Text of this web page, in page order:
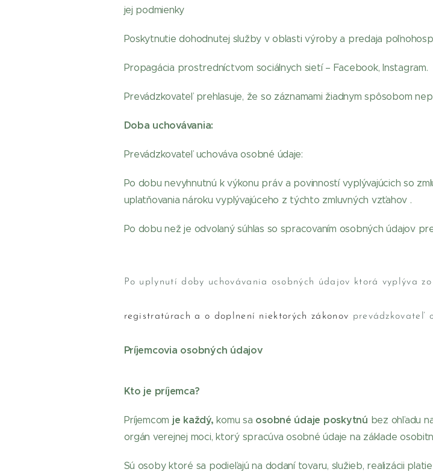
jej podmienky
Poskytnutie dohodnutej služby v oblasti výroby a predaja
Propagácia prostredníctvom sociálnych sietí – Facebook, Instagram.
Prevádzkovateľ prehlasuje, že so záznamami žiadnym spôsobom
Doba uchovávania:
Prevádzkovateľ uchováva osobné údaje:
Po dobu nevyhnutnú k výkonu práv a povinností vyplývajúcich so
uplatňovania nároku vyplývajúceho z týchto zmluvných vzťahov .
Po dobu než je odvolaný súhlas so spracovaním osobných údajov
Po uplynutí doby uchovávania osobných údajov ktorá vyplýva zo
registratúrach a o doplnení niektorých zákonov prevádzkovateľ
Príjemcovia osobných údajov
Kto je príjemca?
Príjemcom je každý, komu sa osobné údaje poskytnú bez ohľadu
orgán verejnej moci, ktorý spracúva osobné údaje na základe
Sú osoby ktoré sa podieľajú na dodaní tovaru, služieb, realizácii